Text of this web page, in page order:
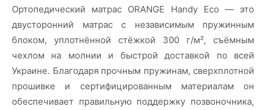
Ортопедический матрас ORANGE Handy Eco — это
двусторонний матрас с независимым пружинным
блоком, уплотнённой стёжкой 300 г/м², съёмным
чехлом на молнии и быстрой доставкой по всей
Украине. Благодаря прочным пружинам, сверхплотной
прошивке и сертифицированным материалам он
обеспечивает правильную поддержку позвоночника,